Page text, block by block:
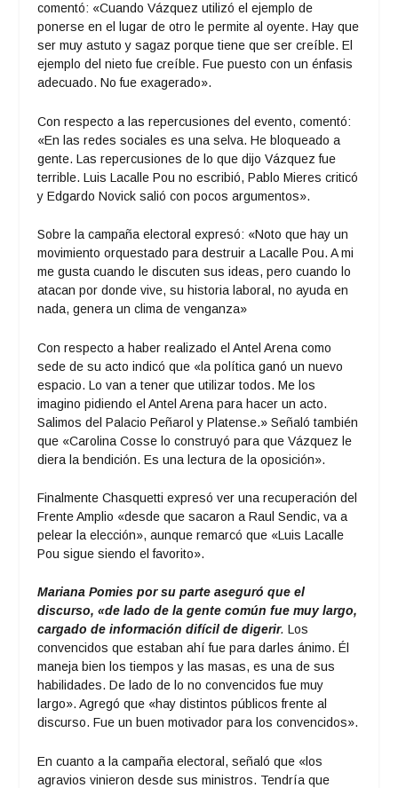
comentó: «Cuando Vázquez utilizó el ejemplo de
ponerse en el lugar de otro le permite al oyente. Hay que
ser muy astuto y sagaz porque tiene que ser creíble. El
ejemplo del nieto fue creíble. Fue puesto con un énfasis
adecuado. No fue exagerado».
Con respecto a las repercusiones del evento, comentó:
«En las redes sociales es una selva. He bloqueado a
gente. Las repercusiones de lo que dijo Vázquez fue
terrible. Luis Lacalle Pou no escribió, Pablo Mieres criticó
y Edgardo Novick salió con pocos argumentos».
Sobre la campaña electoral expresó: «Noto que hay un
movimiento orquestado para destruir a Lacalle Pou. A mi
me gusta cuando le discuten sus ideas, pero cuando lo
atacan por donde vive, su historia laboral, no ayuda en
nada, genera un clima de venganza»
Con respecto a haber realizado el Antel Arena como
sede de su acto indicó que «la política ganó un nuevo
espacio. Lo van a tener que utilizar todos. Me los
imagino pidiendo el Antel Arena para hacer un acto.
Salimos del Palacio Peñarol y Platense.» Señaló también
que «Carolina Cosse lo construyó para que Vázquez le
diera la bendición. Es una lectura de la oposición».
Finalmente Chasquetti expresó ver una recuperación del
Frente Amplio «desde que sacaron a Raul Sendic, va a
pelear la elección», aunque remarcó que «Luis Lacalle
Pou sigue siendo el favorito».
Mariana Pomies por su parte aseguró que el
discurso, «de lado de la gente común fue muy largo,
cargado de información difícil de digerir. Los
convencidos que estaban ahí fue para darles ánimo. Él
maneja bien los tiempos y las masas, es una de sus
habilidades. De lado de lo no convencidos fue muy
largo». Agregó que «hay distintos públicos frente al
discurso. Fue un buen motivador para los convencidos».
En cuanto a la campaña electoral, señaló que «los
agravios vinieron desde sus ministros. Tendría que